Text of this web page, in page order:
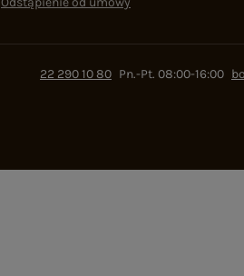
22 290 10 80 Pn.-Pt. 08:00-16:00